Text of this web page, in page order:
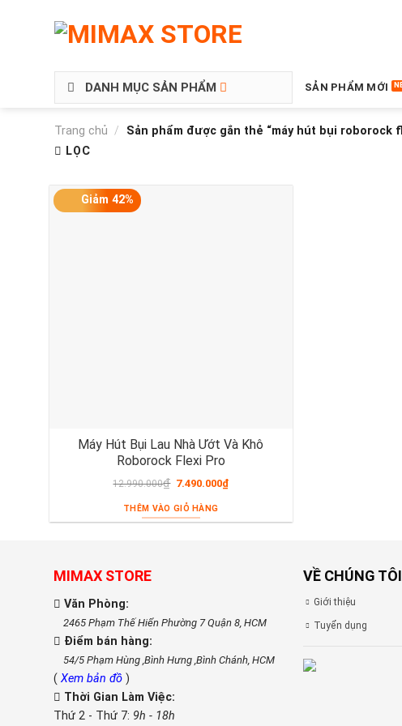
DANH MỤC SẢN PHẨM SẢN PHẨM MỚI
Trang chủ /
Sản phẩm được gắn thẻ “máy hút bụi roborock
LỌC
Giảm 42%
Máy Hút Bụi Lau Nhà Ướt Và Khô
Roborock Flexi Pro
12.990.000₫ 7.490.000₫
THÊM VÀO GIỎ HÀNG
MIMAX STORE
Văn Phòng:
2465 Phạm Thế Hiển Phường 7 Quận 8, HCM
Điểm bán hàng:
54/5 Phạm Hùng ,Bình Hưng ,Bình Chánh, HCM
( Xem bản đồ )
Thời Gian Làm Việc:
Thứ 2 - Thứ 7: 9h - 18h
VỀ CHÚNG TÔI
Giới thiệu
Tuyển dụng